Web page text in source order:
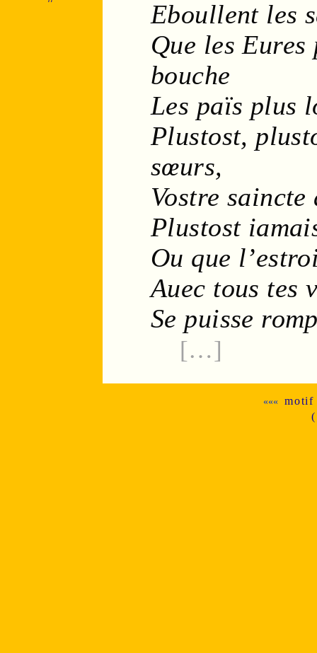
Eboullent les
Que lesEures
bouche
Les païs plus
Plustost,
sœurs,
Vostre saincte
Plustost
Ou que l’
Auec tous tes
Se puisse
[…]
«««
motif